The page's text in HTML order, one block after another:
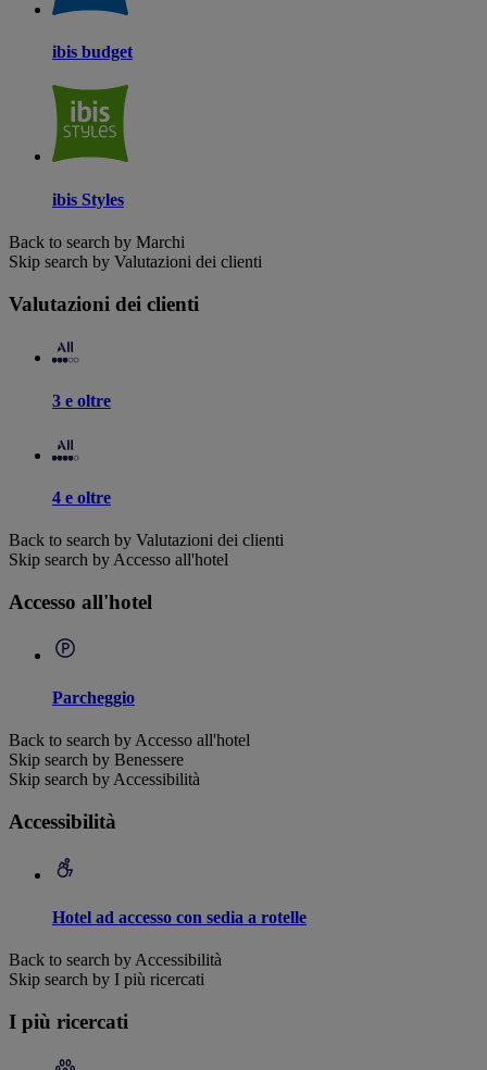
ibis budget
ibis Styles
Back to search by Marchi
Skip search by Valutazioni dei clienti
Valutazioni dei clienti
3 e oltre
4 e oltre
Back to search by Valutazioni dei clienti
Skip search by Accesso all'hotel
Accesso all'hotel
Parcheggio
Back to search by Accesso all'hotel
Skip search by Benessere
Skip search by Accessibilità
Accessibilità
Hotel ad accesso con sedia a rotelle
Back to search by Accessibilità
Skip search by I più ricercati
I più ricercati